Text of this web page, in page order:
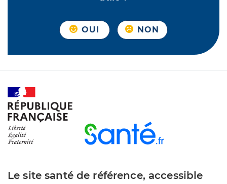
OUI NON
Le site santé de référence, accessible